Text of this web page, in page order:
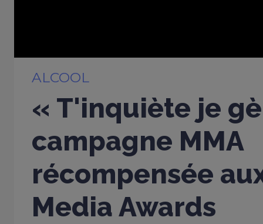
ALCOOL
« T'inquiète je
campagne MMA
récompensée
Media Awards